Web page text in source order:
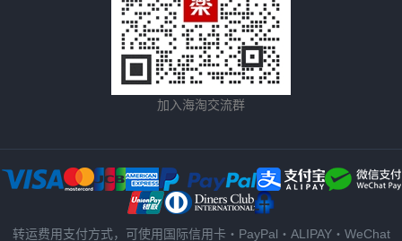
加入海淘交流群
转运费用支付方式，可使用国际信用卡・PayPal・ALIPAY・WeChat